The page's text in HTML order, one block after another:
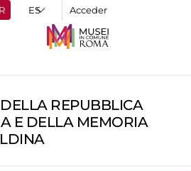
Acceder
REPUBBLICA
E DELLA MEMORIA